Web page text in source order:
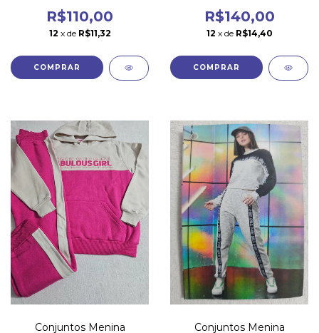
R$110,00
12 x de R$11,32
COMPRAR
R$140,00
12 x de R$14,40
COMPRAR
Conjuntos Menina
Conjuntos Menina